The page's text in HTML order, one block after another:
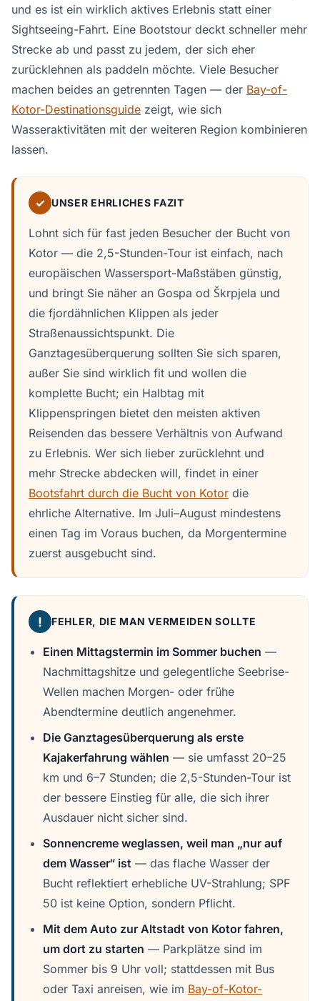
und es ist ein wirklich aktives Erlebnis statt einer
Sightseeing-Fahrt. Eine Bootstour deckt schneller mehr
Strecke ab und passt zu jedem, der sich eher
zurücklehnen als paddeln möchte. Viele Besucher
machen beides an getrennten Tagen — der Bay-of-
Kotor-Destinationsguide zeigt, wie sich
Wasseraktivitäten mit der weiteren Region kombinieren
lassen.
✓ UNSER EHRLICHES FAZIT
Lohnt sich für fast jeden Besucher der Bucht von
Kotor — die 2,5-Stunden-Tour ist einfach, nach
europäischen Wassersport-Maßstäben günstig,
und bringt Sie näher an Gospa od Škrpjela und
die fjordähnlichen Klippen als jeder
Straßenaussichtspunkt. Die
Ganztagesüberquerung sollten Sie sich sparen,
außer Sie sind wirklich fit und wollen die
komplette Bucht; ein Halbtag mit
Klippenspringen bietet den meisten aktiven
Reisenden das bessere Verhältnis von Aufwand
zu Erlebnis. Wer sich lieber zurücklehnt und
mehr Strecke abdecken will, findet in einer
Bootsfahrt durch die Bucht von Kotor die
ehrliche Alternative. Im Juli–August mindestens
einen Tag im Voraus buchen, da Morgentermine
zuerst ausgebucht sind.
! FEHLER, DIE MAN VERMEIDEN SOLLTE
Einen Mittagstermin im Sommer buchen —
Nachmittagshitze und gelegentliche Seebrise-
Wellen machen Morgen- oder frühe
Abendtermine deutlich angenehmer.
Die Ganztagesüberquerung als erste
Kajakerfahrung wählen — sie umfasst 20–25
km und 6–7 Stunden; die 2,5-Stunden-Tour ist
der bessere Einstieg für alle, die sich ihrer
Ausdauer nicht sicher sind.
Sonnencreme weglassen, weil man „nur auf
dem Wasser“ ist — das flache Wasser der
Bucht reflektiert erhebliche UV-Strahlung; SPF
50 ist keine Option, sondern Pflicht.
Mit dem Auto zur Altstadt von Kotor fahren,
um dort zu starten — Parkplätze sind im
Sommer bis 9 Uhr voll; stattdessen mit Bus
oder Taxi anreisen, wie im Bay-of-Kotor-